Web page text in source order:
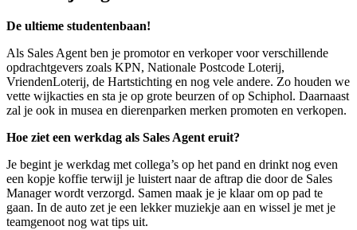
De ultieme studentenbaan!
Als Sales Agent ben je promotor en verkoper voor verschillende
opdrachtgevers zoals KPN, Nationale Postcode Loterij,
VriendenLoterij, de Hartstichting en nog vele andere. Zo houden we
vette wijkacties en sta je op grote beurzen of op Schiphol. Daarnaast
zal je ook in musea en dierenparken merken promoten en verkopen.
Hoe ziet een werkdag als Sales Agent eruit?
Je begint je werkdag met collega’s op het pand en drinkt nog even
een kopje koffie terwijl je luistert naar de aftrap die door de Sales
Manager wordt verzorgd. Samen maak je je klaar om op pad te
gaan. In de auto zet je een lekker muziekje aan en wissel je met je
teamgenoot nog wat tips uit.